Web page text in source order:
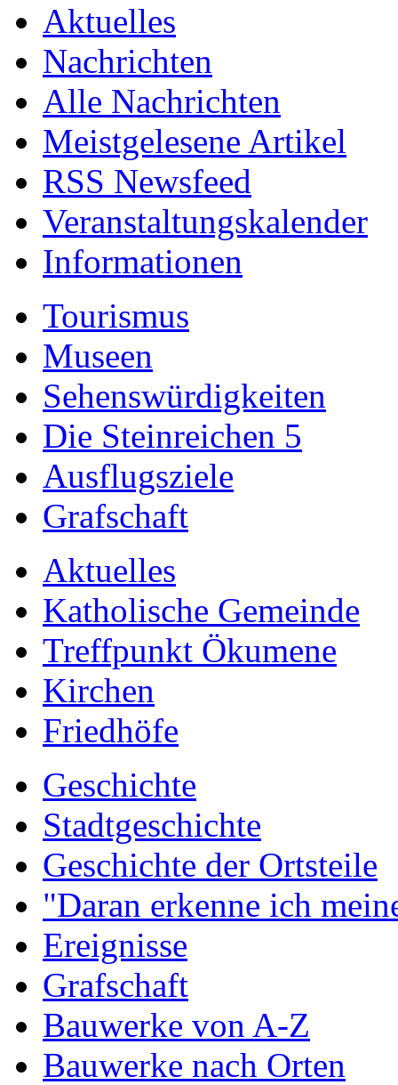
Aktuelles
Nachrichten
Alle Nachrichten
Meistgelesene Artikel
RSS Newsfeed
Veranstaltungskalender
Informationen
Tourismus
Museen
Sehenswürdigkeiten
Die Steinreichen 5
Ausflugsziele
Grafschaft
Aktuelles
Katholische Gemeinde
Treffpunkt Ökumene
Kirchen
Friedhöfe
Geschichte
Stadtgeschichte
Geschichte der Ortsteile
"Daran erkenne ich
Ereignisse
Grafschaft
Bauwerke von A-Z
Bauwerke nach Orten